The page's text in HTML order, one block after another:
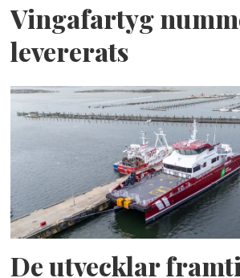
Vingafartyg
levererats
De utvecklar